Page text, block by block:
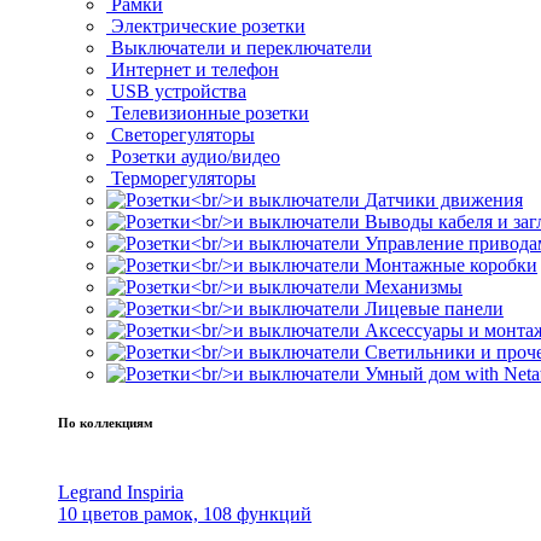
Электрические розетки
Выключатели и переключатели
Интернет и телефон
USB устройства
Телевизионные розетки
Светорегуляторы
Розетки аудио/видео
Терморегуляторы
Датчики движения
Выводы кабеля и
Управление
Монтажные коробки
Механизмы
Лицевые панели
Аксессуары и
Светильники и
Умный дом with
По коллекциям
Legrand Inspiria
10 цветов рамок, 108 функций